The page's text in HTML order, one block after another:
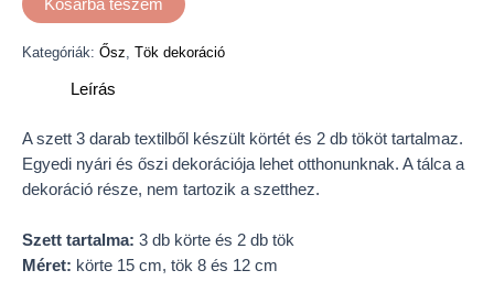
Kosárba teszem
Kategóriák: Ősz, Tök dekoráció
Leírás
A szett 3 darab textilből készült körtét és 2 db tököt tartalmaz.
Egyedi nyári és őszi dekorációja lehet otthonunknak. A tálca a
dekoráció része, nem tartozik a szetthez.
Szett tartalma: 3 db körte és 2 db tök
Méret: körte 15 cm, tök 8 és 12 cm